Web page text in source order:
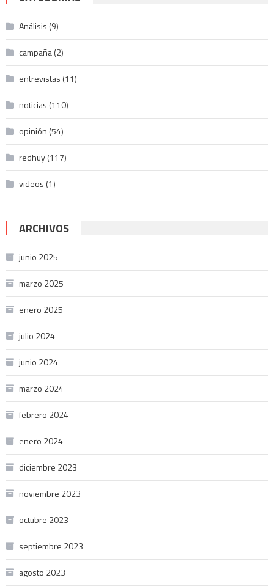
Análisis (9)
campaña(2)
entrevistas (11)
noticias (110)
opinión (54)
redhuy(117)
videos (1)
ARCHIVOS
junio 2025
marzo 2025
enero 2025
julio 2024
junio 2024
marzo 2024
febrero 2024
enero 2024
diciembre 2023
noviembre 2023
octubre 2023
septiembre 2023
agosto 2023